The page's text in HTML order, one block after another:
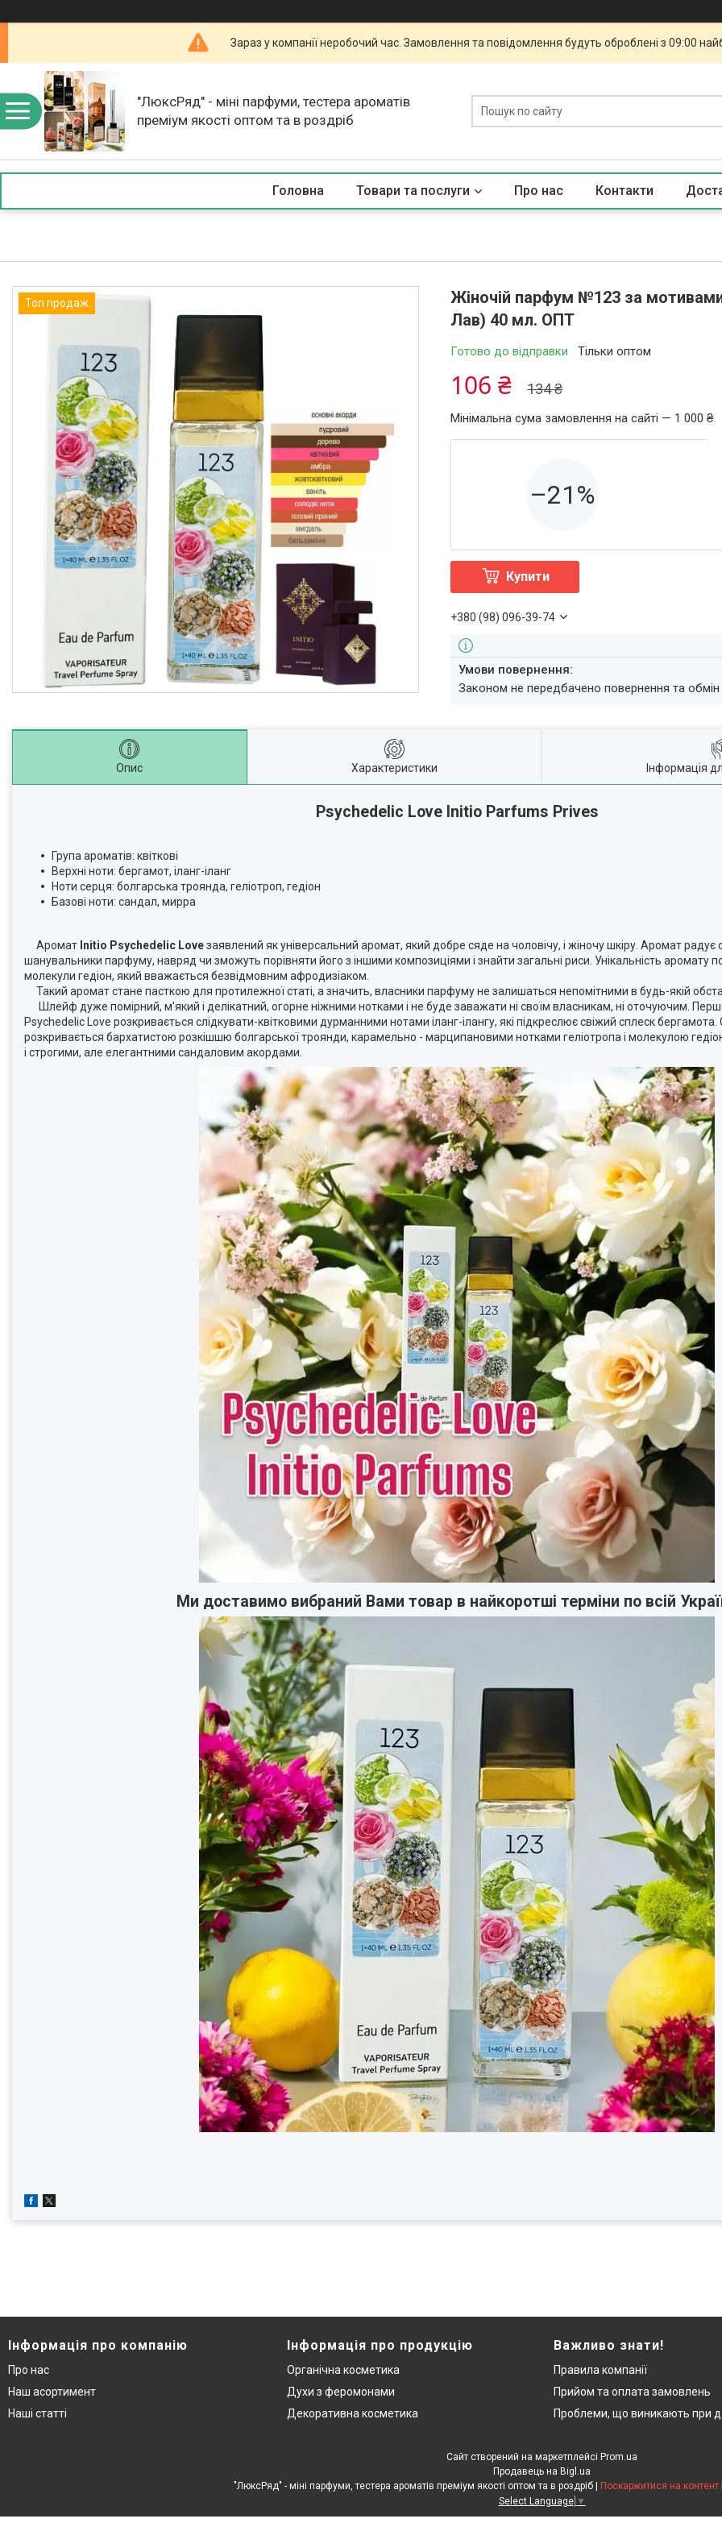
Зараз у компанії неробочий час. Замовлення та повідомлення будуть оброблені з 09:00
"ЛюксРяд" - міні парфуми, тестера ароматів
преміум якості оптом та в роздріб
Головна Товари та послуги Про нас Контакти
Топ продаж
Жіночій парфум №123 за мотивами
Лав) 40 мл. ОПТ
Готово до відправки Тільки оптом
134 ₴
106 ₴
Мінімальна сума замовлення на сайті — 1 000 ₴
–21%
Купити
+380 (98) 096-39-74
Законом не передбачено повернення та
Опис Характеристики Інформація
Psychedelic Love Initio Parfums Prives
Група ароматів: квіткові
Верхні ноти: бергамот, іланг-іланг
Ноти серця: болгарська троянда, геліотроп, гедіон
Базові ноти: сандал, мирра
Аромат Initio Psychedelic Loveзаявлений як універсальний аромат, який добре сяде на чоловічу, і жіночу шкіру. Аромат радує
шанувальники парфуму, навряд чи зможуть порівняти його з іншими композиціями і знайти загальні риси. Унікальність аромату
молекули гедіон, який вважається безвідмовним афродизіаком.
Такий аромат стане пасткою для протилежної статі, а значить, власники парфуму не залишаться непомітними в будь-якій
Шлейф дуже помірний, м'який і делікатний, огорне ніжними нотками і не буде заважати ні своїм власникам, ні оточуючим.
Psychedelic Love розкривається слідкувати-квітковими дурманними нотами іланг-ілангу, які підкреслює свіжий сплеск бергамота.
розкривається бархатистою розкішшю болгарської троянди, карамельно - марципановими нотками геліотропа і молекулою
і строгими, але елегантними сандаловим акордами.
Ми доставимо вибраний Вами товар в найкоротші терміни по всій
Інформація про компанію
Про нас
Наш асортимент
Наші статті
Інформація про продукцію
Органічна косметика
Духи з феромонами
Декоративна косметика
Важливо знати!
Правила компанії
Прийом та оплата замовлень
Проблеми, що виникають при
Сайт створений на маркетплейсі Prom.ua
Продавець на Bigl.ua
"ЛюксРяд" - міні парфуми, тестера ароматів преміум якості оптом та в роздріб | Поскаржитися на контент
Select Language ▼